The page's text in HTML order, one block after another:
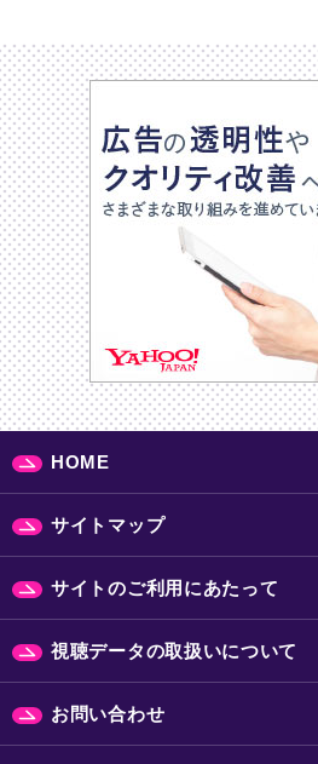
HOME
サイトマップ
サイトのご利用にあたって
視聴データの取扱いについて
お問い合わせ